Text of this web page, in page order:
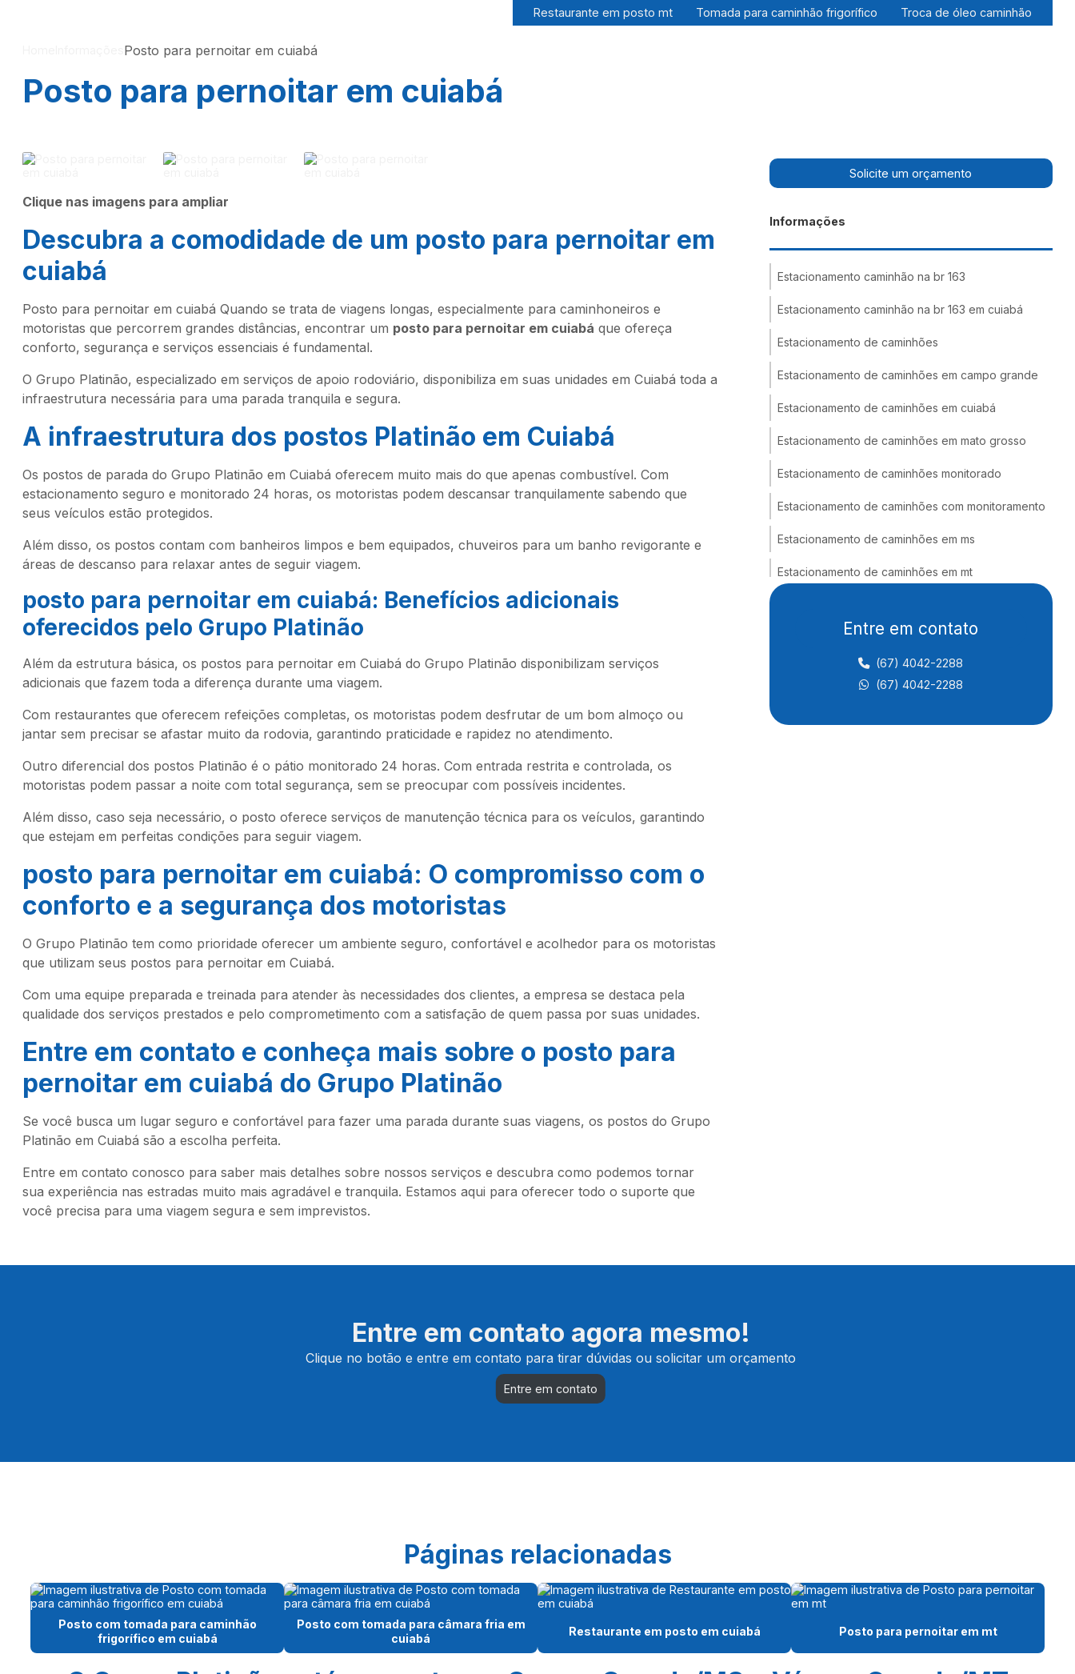
Restaurante em posto mt
Tomada para caminhão frigorífico Troca de óleo caminhão
Posto para pernoitar em cuiabá
Posto para pernoitar em cuiabá
Clique nas imagens para ampliar
Descubra a comodidade de um posto para pernoitar em
cuiabá
Posto para pernoitar em cuiabá Quando se trata de viagens longas, especialmente para caminhoneiros e
motoristas que percorrem grandes distâncias, encontrar um posto para pernoitar em cuiabá que ofereça
conforto, segurança e serviços essenciais é fundamental.
O Grupo Platinão, especializado em serviços de apoio rodoviário, disponibiliza em suas unidades em Cuiabá toda a
infraestrutura necessária para uma parada tranquila e segura.
A infraestrutura dos postos Platinão em Cuiabá
Os postos de parada do Grupo Platinão em Cuiabá oferecem muito mais do que apenas combustível. Com
estacionamento seguro e monitorado 24 horas, os motoristas podem descansar tranquilamente sabendo que
seus veículos estão protegidos.
Além disso, os postos contam com banheiros limpos e bem equipados, chuveiros para um banho revigorante e
áreas de descanso para relaxar antes de seguir viagem.
posto para pernoitar em cuiabá: Benefícios adicionais
oferecidos pelo Grupo Platinão
Além da estrutura básica, os postos para pernoitar em Cuiabá do Grupo Platinão disponibilizam serviços
adicionais que fazem toda a diferença durante uma viagem.
Com restaurantes que oferecem refeições completas, os motoristas podem desfrutar de um bom almoço ou
jantar sem precisar se afastar muito da rodovia, garantindo praticidade e rapidez no atendimento.
Outro diferencial dos postos Platinão é o pátio monitorado 24 horas. Com entrada restrita e controlada, os
motoristas podem passar a noite com total segurança, sem se preocupar com possíveis incidentes.
Além disso, caso seja necessário, o posto oferece serviços de manutenção técnica para os veículos, garantindo
que estejam em perfeitas condições para seguir viagem.
posto para pernoitar em cuiabá: O compromisso com o
conforto e a segurança dos motoristas
O Grupo Platinão tem como prioridade oferecer um ambiente seguro, confortável e acolhedor para os motoristas
que utilizam seus postos para pernoitar em Cuiabá.
Com uma equipe preparada e treinada para atender às necessidades dos clientes, a empresa se destaca pela
qualidade dos serviços prestados e pelo comprometimento com a satisfação de quem passa por suas unidades.
Entre em contato e conheça mais sobre o posto para
pernoitar em cuiabá do Grupo Platinão
Se você busca um lugar seguro e confortável para fazer uma parada durante suas viagens, os postos do Grupo
Platinão em Cuiabá são a escolha perfeita.
Entre em contato conosco para saber mais detalhes sobre nossos serviços e descubra como podemos tornar
sua experiência nas estradas muito mais agradável e tranquila. Estamos aqui para oferecer todo o suporte que
você precisa para uma viagem segura e sem imprevistos.
Entre em contato agora mesmo!
Clique no botão e entre em contato para tirar dúvidas ou solicitar um orçamento
Entre em contato
Solicite um orçamento
Informações
Estacionamento caminhão na br 163
Estacionamento caminhão na br 163 em cuiabá
Estacionamento de caminhões
Estacionamento de caminhões em campo grande
Estacionamento de caminhões em cuiabá
Estacionamento de caminhões em mato grosso
Estacionamento de caminhões monitorado
Estacionamento de caminhões com monitoramento
Estacionamento de caminhões em ms
Estacionamento de caminhões em mt
Pátio para caminhão na br 163
Posto para dormir no mato grosso do sul
Posto gasolina na br 163 em cuiabá
Entre em contato
(67) 4042-2288
(67) 4042-2288
Páginas relacionadas
Posto com tomada para caminhão
frigorífico em cuiabá
Posto com tomada para câmara fria em
cuiabá
Restaurante em posto em cuiabá Posto para pernoitar em mt